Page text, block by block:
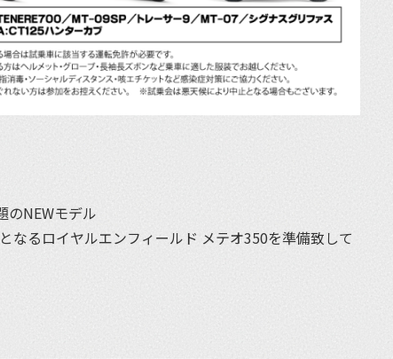
のNEWモデル
なるロイヤルエンフィールド メテオ350を準備致して